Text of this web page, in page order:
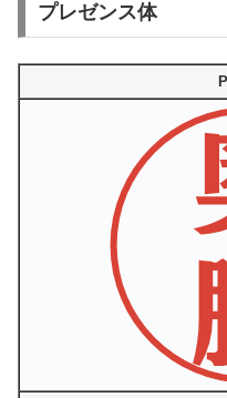
プレゼンス体